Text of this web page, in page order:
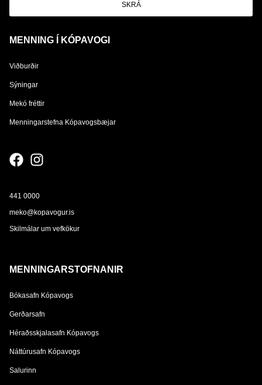
SKRÁ
MENNING Í KÓPAVOGI
Viðburðir
Sýningar
Mekó fréttir
Menningarstefna Kópavogsbæjar
441 0000
meko@kopavogur.is
Skilmálar um vefkökur
MENNINGARSTOFNANIR
Bókasafn Kópavogs
Gerðarsafn
Héraðsskjalasafn Kópavogs
Náttúrusafn Kópavogs
Salurinn